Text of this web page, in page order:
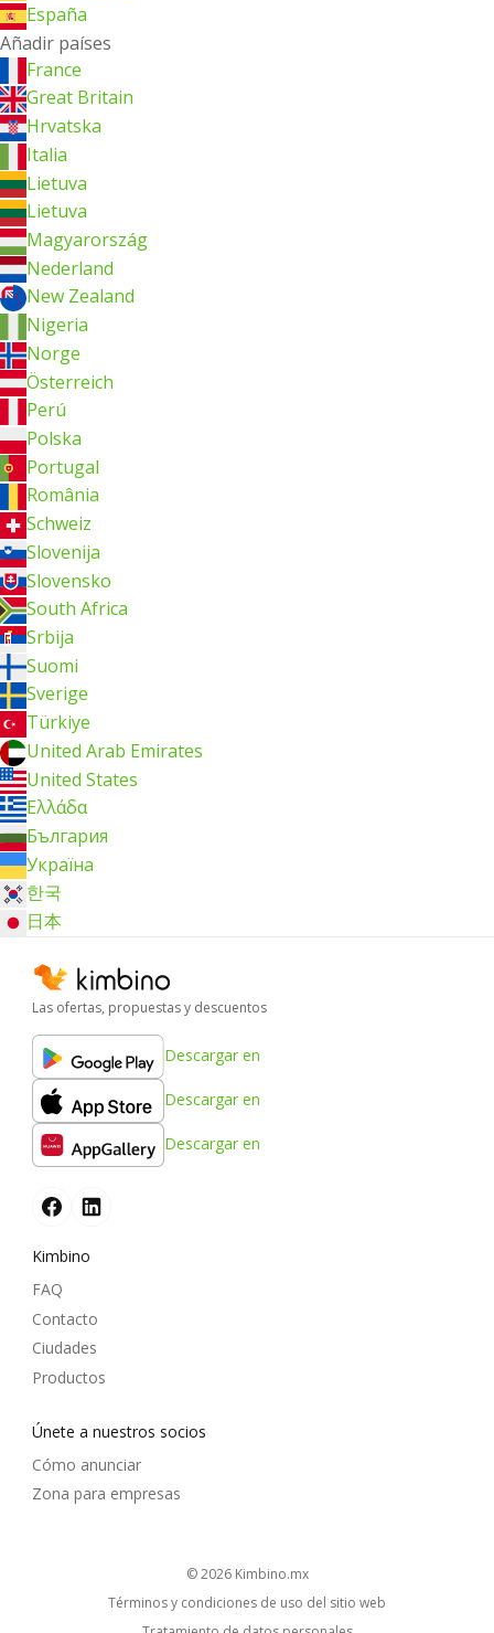
España
Añadir países
France
Great Britain
Hrvatska
Italia
Lietuva
Lietuva
Magyarország
Nederland
New Zealand
Nigeria
Norge
Österreich
Perú
Polska
Portugal
România
Schweiz
Slovenija
Slovensko
South Africa
Srbija
Suomi
Sverige
Türkiye
United Arab Emirates
United States
Ελλάδα
България
Україна
한국
日本
Las ofertas, propuestas y descuentos
Descargar en
Descargar en
Descargar en
Kimbino
FAQ
Contacto
Ciudades
Productos
Únete a nuestros socios
Cómo anunciar
Zona para empresas
© 2026 kimbino.mx
Términos y condiciones de uso del sitio web